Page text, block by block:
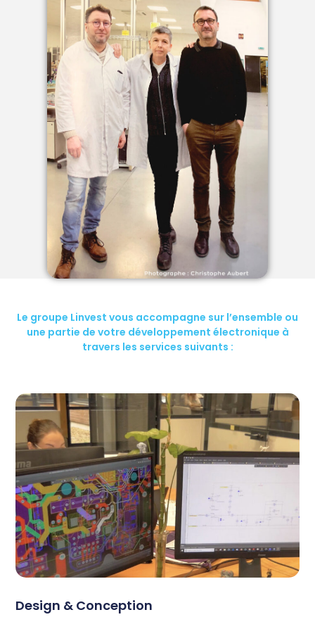
Le groupe Linvest vous accompagne sur l’ensemble ou
une partie de votre développement électronique à
travers les services suivants :
Design & Conception